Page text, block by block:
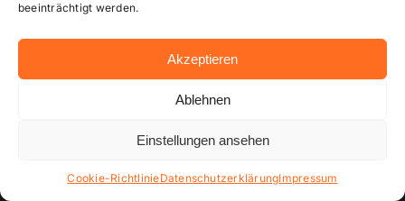
beeinträchtigt werden.
Akzeptieren
Ablehnen
Einstellungen ansehen
Cookie-RichtlinieDatenschutzerklärungImpressum